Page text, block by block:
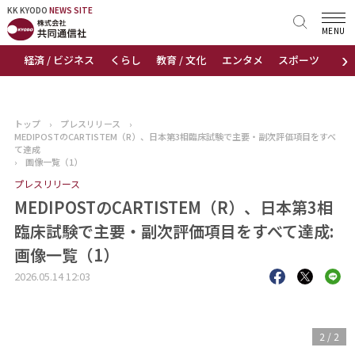
KK KYODO NEWS SITE
›
経済 / ビジネス くらし 教育 / 文化 エンタメ スポーツ 地域
MENU
KK KYODONEWS SITE
トップページ
ニュース
おすすめコンテンツ
出版物
会社概要
トップ › プレスリリース
›
MEDIPOSTのCARTISTEM（R）、日本第3相臨床試験で主要・副次評価項目をすべ
て達成
›
画像一覧（1）
プレスリリース
MEDIPOSTのCARTISTEM（R）、日本第3相
臨床試験で主要・副次評価項目をすべて達成:
画像一覧（1）
2026.05.14 12:03
1 / 2